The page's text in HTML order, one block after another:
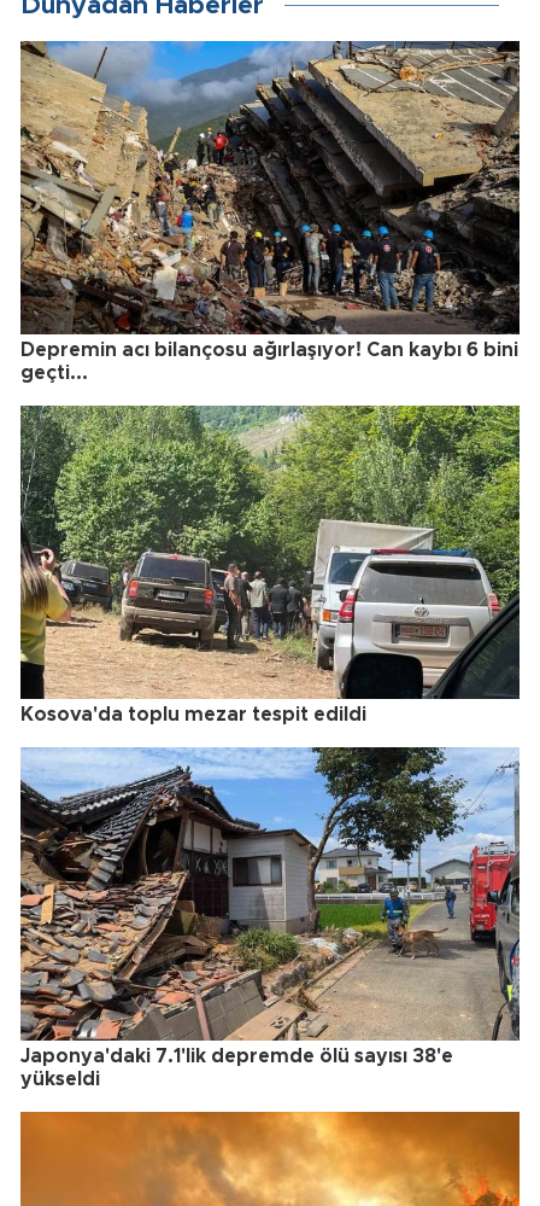
Dünyadan Haberler
Depremin acı bilançosu ağırlaşıyor! Can kaybı 6 bini
geçti...
Kosova'da toplu mezar tespit edildi
Japonya'daki 7.1'lik depremde ölü sayısı 38'e
yükseldi